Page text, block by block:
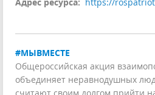
#МЫВМЕСТЕ
Общероссийская акция
объединяет неравнодушных